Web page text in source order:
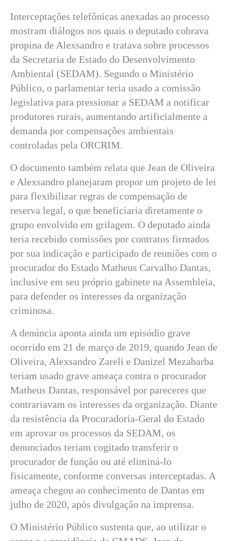
Interceptações telefônicas anexadas ao processo
mostram diálogos nos quais o deputado cobrava
propina de Alexsandro e tratava sobre processos
da Secretaria de Estado do Desenvolvimento
Ambiental (SEDAM). Segundo o Ministério
Público, o parlamentar teria usado a comissão
legislativa para pressionar a SEDAM a notificar
produtores rurais, aumentando artificialmente a
demanda por compensações ambientais
controladas pela ORCRIM.
O documento também relata que Jean de Oliveira
e Alexsandro planejaram propor um projeto de lei
para flexibilizar regras de compensação de
reserva legal, o que beneficiaria diretamente o
grupo envolvido em grilagem. O deputado ainda
teria recebido comissões por contratos firmados
por sua indicação e participado de reuniões com o
procurador do Estado Matheus Carvalho Dantas,
inclusive em seu próprio gabinete na Assembleia,
para defender os interesses da organização
criminosa.
A denúncia aponta ainda um episódio grave
ocorrido em 21 de março de 2019, quando Jean de
Oliveira, Alexsandro Zareli e Danizel Mezabarba
teriam usado grave ameaça contra o procurador
Matheus Dantas, responsável por pareceres que
contrariavam os interesses da organização. Diante
da resistência da Procuradoria-Geral do Estado
em aprovar os processos da SEDAM, os
denunciados teriam cogitado transferir o
procurador de função ou até eliminá-lo
fisicamente, conforme conversas interceptadas. A
ameaça chegou ao conhecimento de Dantas em
julho de 2020, após divulgação na imprensa.
O Ministério Público sustenta que, ao utilizar o